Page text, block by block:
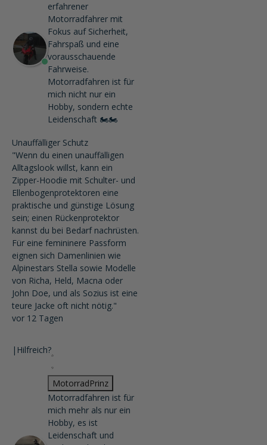
erfahrener
Motorradfahrer mit
Fokus auf Sicherheit,
Fahrspaß und eine
vorausschauende
Fahrweise.
Motorradfahren ist für
mich nicht nur ein
Hobby, sondern echte
Leidenschaft 🏍️🏍️
Unauffälliger Schutz
"Wenn du einen unauffälligen
Alltagslook willst, kann ein
Zipper-Hoodie mit Schulter- und
Ellenbogenprotektoren eine
praktische und günstige Lösung
sein; einen Rückenprotektor
kannst du bei Bedarf nachrüsten.
Für eine femininere Passform
eignen sich Damenlinien wie
Alpinestars Stella sowie Modelle
von Richa, Held, Macna oder
John Doe, und als Sozius ist eine
teure Jacke oft nicht nötig."
vor 12 Tagen
| Hilfreich?
MotorradPrinz
Motorradfahren ist für
mich mehr als nur ein
Hobby, es ist
Leidenschaft und